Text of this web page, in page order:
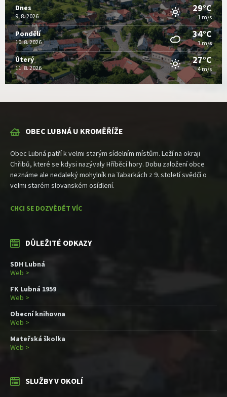
Dnes
9. 8. 2026
29°C
1 m/s
Pondělí
10. 8. 2026
34°C
3 m/s
Úterý
11. 8. 2026
27°C
4 m/s
OBEC LUBNÁ U KROMĚŘÍŽE
Obec Lubná patří k velmi starým sídelním místům. Leží na okraji
Chřibů, které se kdysi nazývaly Hříběcí hory. Dobu založení obce
neznáme ale nedaleký mohylník na Tabarkách z 9. století svědčí o
velmi starém slovanském osídlení.
CHCI SE DOZVĚDĚT VÍC
DŮLEŽITÉ ODKAZY
SDH Lubná
Web >
FK Lubná 1959
Web >
Obecní knihovna
Web >
Mateřská školka
Web >
SLUŽBY V OKOLÍ